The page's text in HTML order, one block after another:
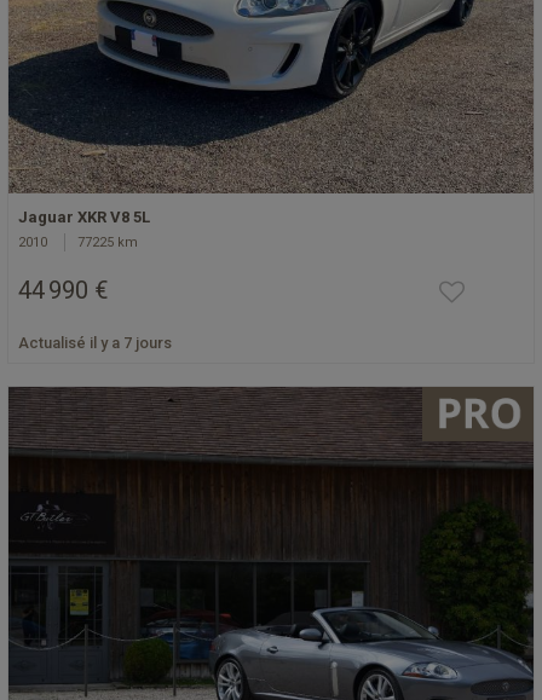
Jaguar XKR V8 5L
2010 77225 km
44 990 €
Actualisé il y a 7 jours